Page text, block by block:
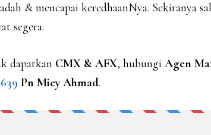
& mencapai keredhaanNya. Sekiranya
segera.
dapatkan CMX & AFX, hubungi Agen
Pn Miey Ahmad.